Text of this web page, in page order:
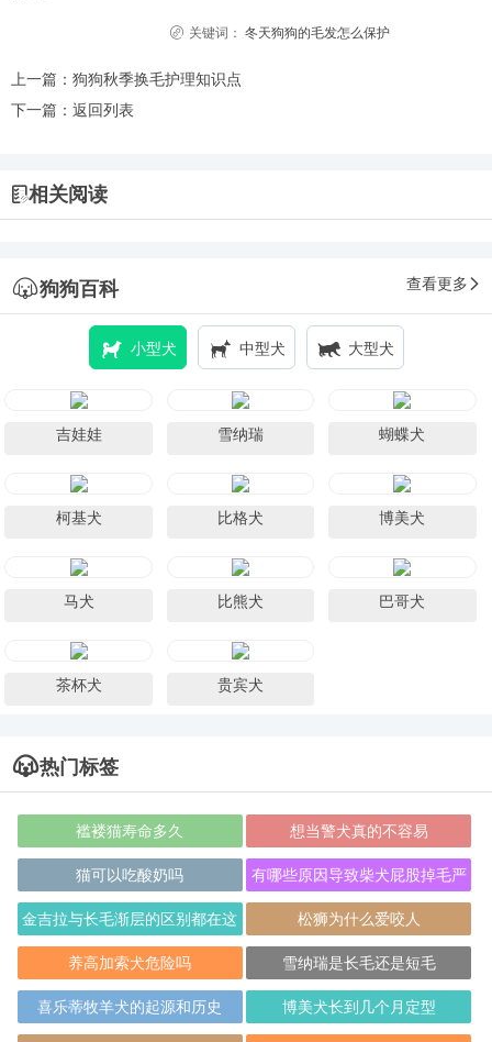
关键词： 冬天狗狗的毛发怎么保护
上一篇： 狗狗秋季换毛护理知识点
下一篇： 返回列表
相关阅读
狗狗百科 查看更多
小型犬 中型犬 大型犬
吉娃娃 雪纳瑞 蝴蝶犬
柯基犬 比格犬 博美犬
马犬 比熊犬 巴哥犬
茶杯犬 贵宾犬
热门标签
褴褛猫寿命多久 想当警犬真的不容易
猫可以吃酸奶吗
有哪些原因导致柴犬屁股掉毛严
重？
金吉拉与长毛渐层的区别都在这
里
松狮为什么爱咬人
养高加索犬危险吗 雪纳瑞是长毛还是短毛
喜乐蒂牧羊犬的起源和历史 博美犬长到几个月定型